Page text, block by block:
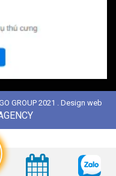
GROUP 2021 . Design web